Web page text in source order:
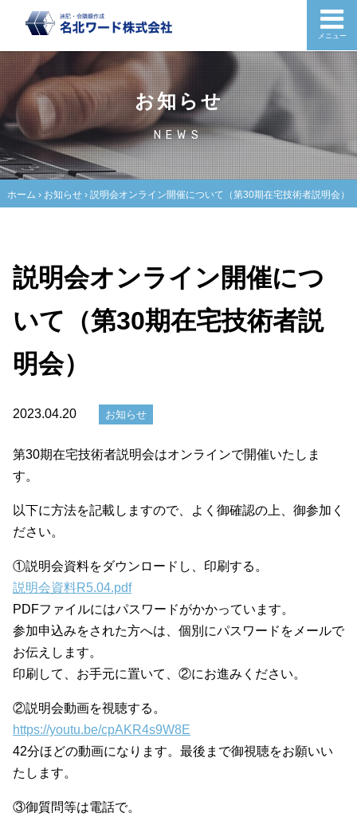
メニュー
お知らせ
NEWS
ホーム › お知らせ › 説明会オンライン開催について（第30期在宅技術者説明会）
説明会オンライン開催につ
いて（第30期在宅技術者説
明会）
2023.04.20 お知らせ
第30期在宅技術者説明会はオンラインで開催いたしま
す。
以下に方法を記載しますので、よく御確認の上、御参加く
ださい。
①説明会資料をダウンロードし、印刷する。
説明会資料R5.04.pdf
PDFファイルにはパスワードがかかっています。
参加申込みをされた方へは、個別にパスワードをメールで
お伝えします。
印刷して、お手元に置いて、②にお進みください。
②説明会動画を視聴する。
https://youtu.be/cpAKR4s9W8E
42分ほどの動画になります。最後まで御視聴をお願いい
たします。
③御質問等は電話で。